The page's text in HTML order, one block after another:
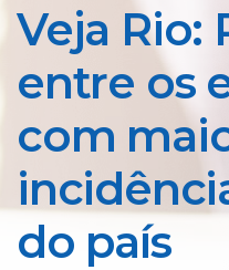
Veja Rio:
entre os
com
do país